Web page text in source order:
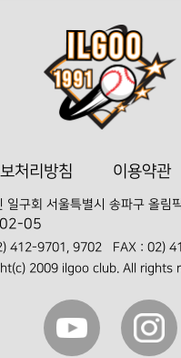
처리방침 이용약관
일구회 서울특별시 송파구 올림
05
412-9701, 9702
FAX : 02)
2009 ilgoo club. All rights